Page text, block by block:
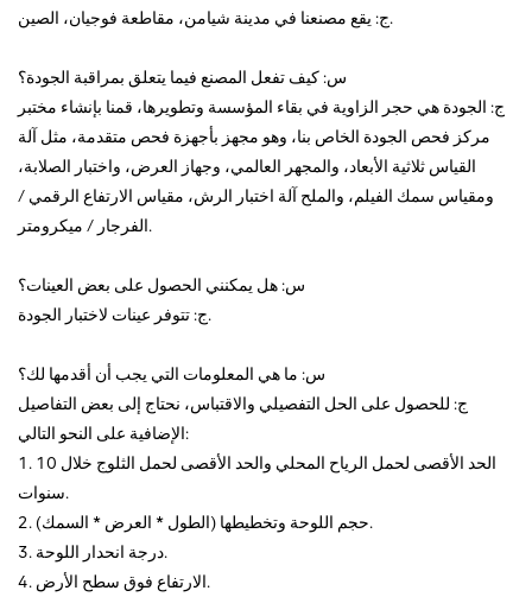
ج: يقع مصنعنا في مدينة شيامن، مقاطعة فوجيان، الصين.
س: كيف تفعل المصنع فيما يتعلق بمراقبة الجودة؟
ج: الجودة هي حجر الزاوية في بقاء المؤسسة وتطويرها، قمنا بإنشاء مختبر
مركز فحص الجودة الخاص بنا، وهو مجهز بأجهزة فحص متقدمة، مثل آلة
القياس ثلاثية الأبعاد، والمجهر العالمي، وجهاز العرض، واختبار الصلابة،
ومقياس سمك الفيلم، والملح آلة اختبار الرش، مقياس الارتفاع الرقمي /
الفرجار / ميكرومتر.
س: هل يمكنني الحصول على بعض العينات؟
ج: تتوفر عينات لاختبار الجودة.
س: ما هي المعلومات التي يجب أن أقدمها لك؟
ج: للحصول على الحل التفصيلي والاقتباس، نحتاج إلى بعض التفاصيل
الإضافية على النحو التالي:
1. الحد الأقصى لحمل الرياح المحلي والحد الأقصى لحمل الثلوج خلال 10
سنوات.
2. حجم اللوحة وتخطيطها (الطول * العرض * السمك).
3. درجة انحدار اللوحة.
4. الارتفاع فوق سطح الأرض.